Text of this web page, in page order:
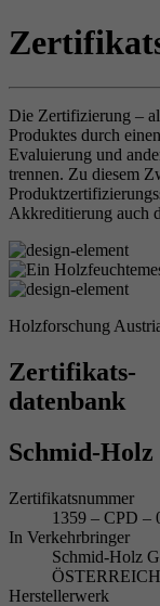
Die Zertifizierung –
Produktes durch
Evaluierung und
trennen. Zu diesem
Akkreditierung auch
Holzforschung
Zertifikats-
datenbank
Schmid-
Zertifikatsnummer
1359 – CPD –
In Verkehrbringer
Schmid-Holz
ÖSTERREICH
Herstellerwerk